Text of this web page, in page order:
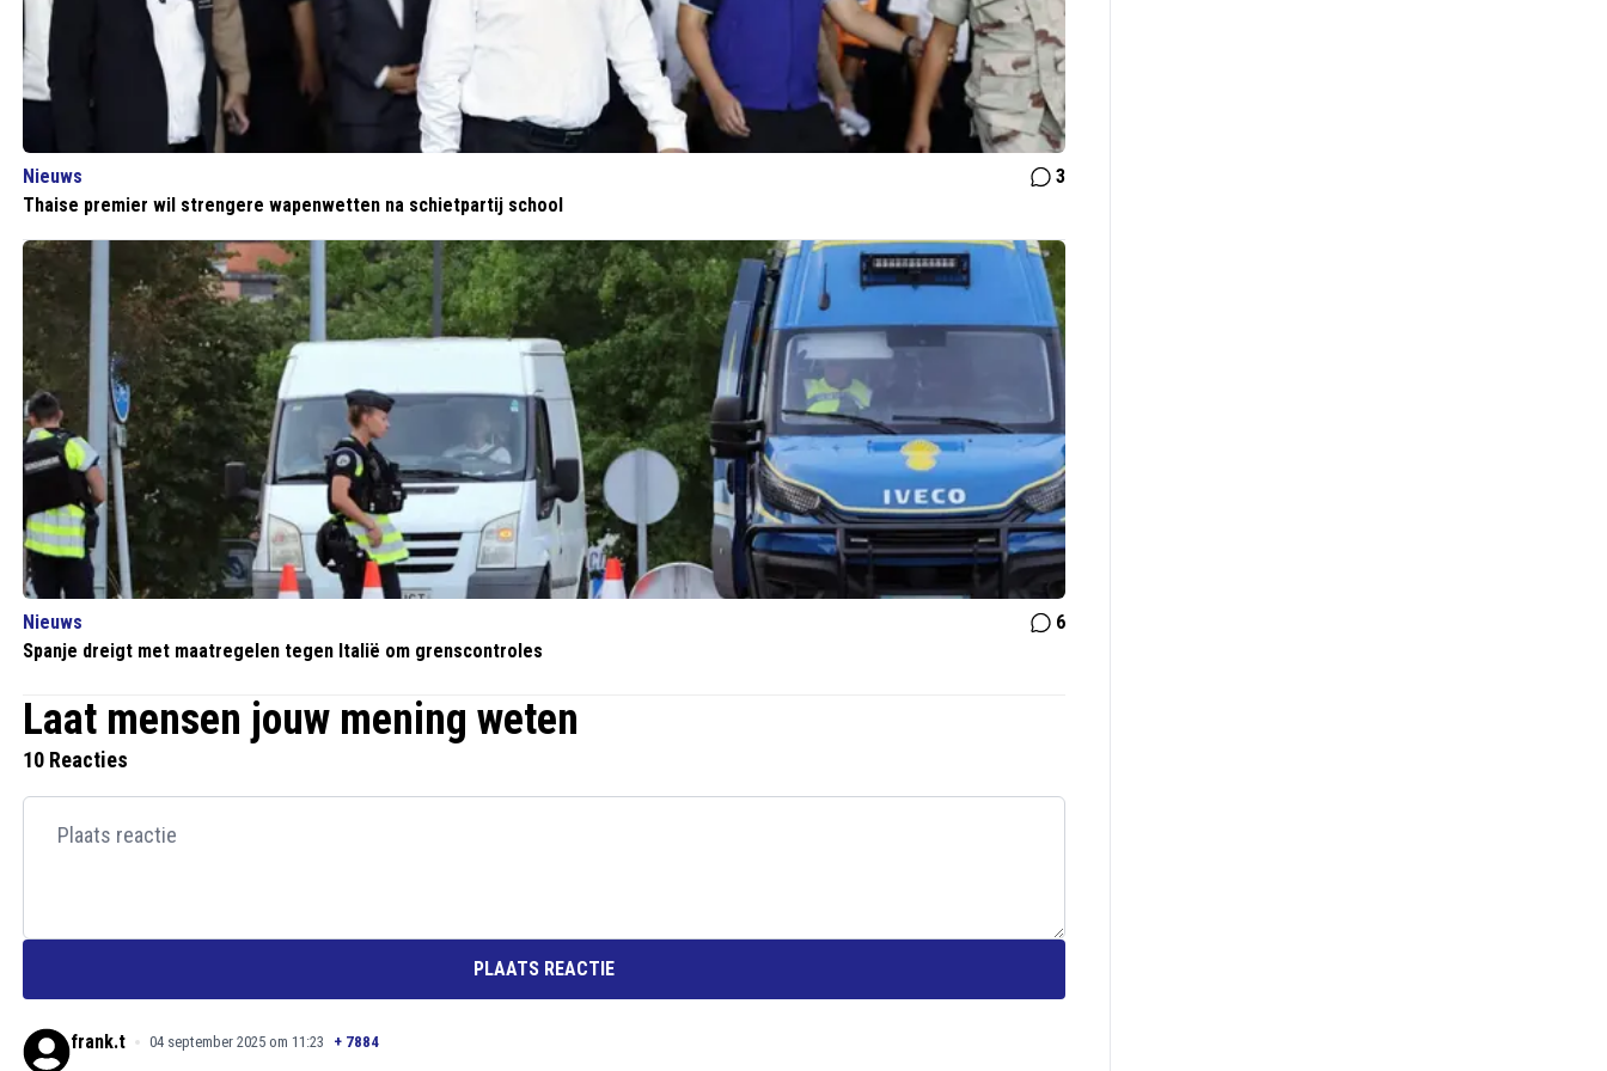
Nieuws
3
Thaise premier wil strengere wapenwetten na schietpartij school
Nieuws
6
Spanje dreigt met maatregelen tegen Italië om grenscontroles
Laat mensen jouw mening weten
10 Reacties
PLAATS REACTIE
frank.t 04 september 2025 om 11:23 + 7884